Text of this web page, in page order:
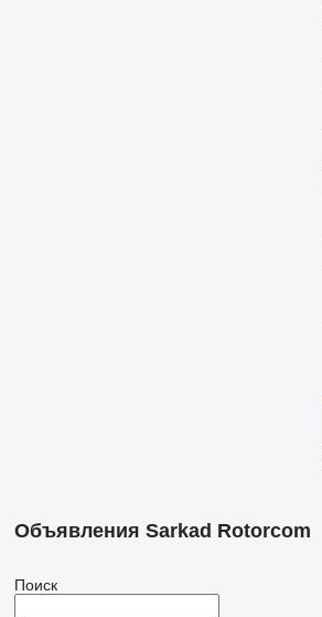
Объявления Sarkad Rotorcom
Поиск